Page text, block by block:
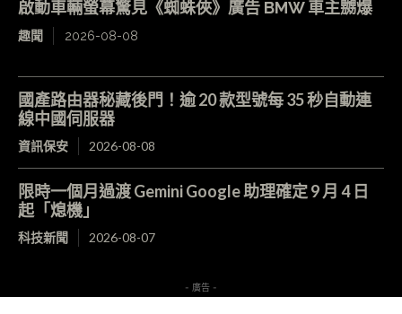
啟動車輛螢幕驚見《蜘蛛俠》廣告 BMW 車主嬲爆
趣聞 2026-08-08
國產路由器秘藏後門！逾 20 款型號每 35 秒自動連
線中國伺服器
資訊保安 2026-08-08
限時一個月過渡 Gemini Google 助理確定 9 月 4 日
起「熄機」
科技新聞 2026-08-07
- 廣告 -